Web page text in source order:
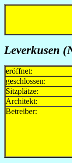
Leverkusen
eröffnet:
geschlossen:
Sitzplätze:
Architekt:
Betreiber: